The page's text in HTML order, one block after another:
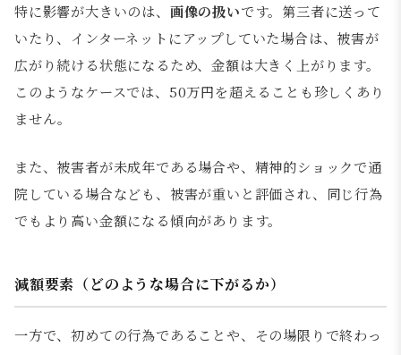
特に影響が大きいのは、 画像の扱いです。第三者に送って
いたり、インターネットにアップしていた場合は、被害が
広がり続ける状態になるため、金額は大きく上がります。
このようなケースでは、50万円を超えることも珍しくあり
ません。
また、被害者が未成年である場合や、精神的ショックで通
院している場合なども、被害が重いと評価され、同じ行為
でもより高い金額になる傾向があります。
減額要素（どのような場合に下がるか）
一方で、初めての行為であることや、その場限りで終わっ